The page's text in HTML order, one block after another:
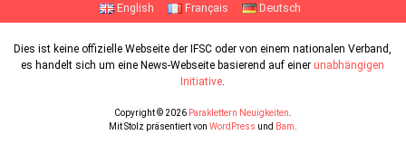
English Français Deutsch
Dies ist keine offizielle Webseite der IFSC oder von einem nationalen Verband,
es handelt sich um eine News-Webseite basierend auf einer unabhängigen
Initiative.
Copyright © 2026 Paraklettern Neuigkeiten
Mit Stolz präsentiert von WordPress und Bam